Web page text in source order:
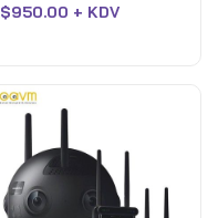
aldı
$950.00 + KDV